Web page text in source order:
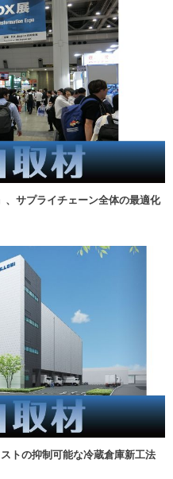
、サプライチェーン全体の最適化
トの抑制可能な冷蔵倉庫新工法